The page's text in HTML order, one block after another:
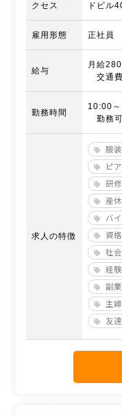
クセス
ドビル
雇用形態 正社員
給与
月給
交通
勤務時間
10:00
勤務
求人の特徴
服
ピ
研
産
バ
資
社
経
副
主
友